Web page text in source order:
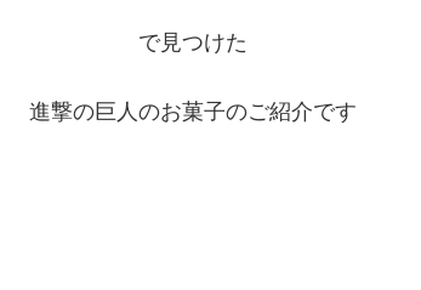
で見つけた
進撃の巨人のお菓子のご紹介です